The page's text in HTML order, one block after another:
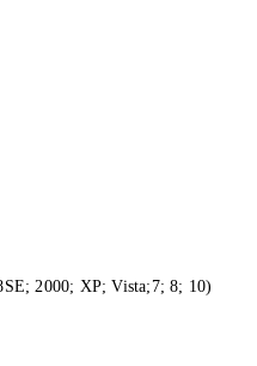
2000; XP; Vista;7; 8; 10)